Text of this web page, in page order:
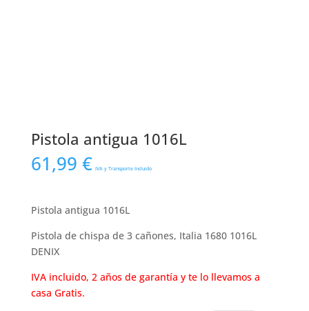
Pistola antigua 1016L
61,99 € IVA y Transporte Incluido
Pistola antigua 1016L
Pistola de chispa de 3 cañones, Italia 1680 1016L
DENIX
IVA incluido, 2 años de garantía y te lo llevamos a
casa Gratis.